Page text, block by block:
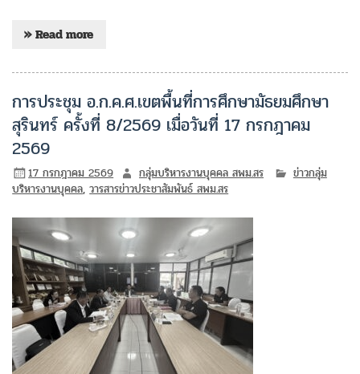
» Read more
การประชุม อ.ก.ค.ศ.เขตพื้นที่การศึกษามัธยมศึกษา
สุรินทร์ ครั้งที่ 8/2569 เมื่อวันที่ 17 กรกฎาคม
2569
17 กรกฎาคม 2569 กลุ่มบริหารงานบุคคล สพม.สร
ข่าวกลุ่ม
บริหารงานบุคคล,วารสารข่าวประชาสัมพันธ์ สพม.สร